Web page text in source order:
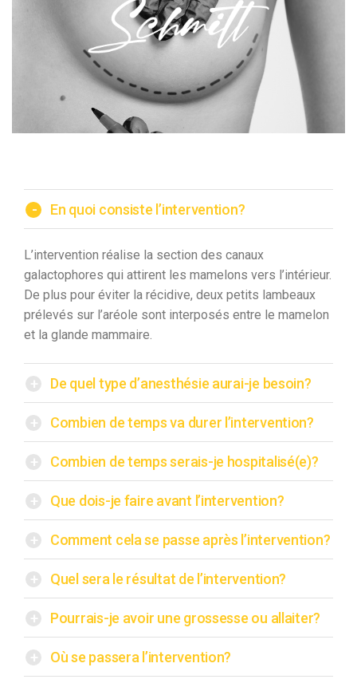
- En quoi consiste l’intervention?
L’intervention réalise la section des canaux
galactophores qui attirent les mamelons vers l’intérieur.
De plus pour éviter la récidive, deux petits lambeaux
prélevés sur l’aréole sont interposés entre le mamelon
et la glande mammaire.
+ De quel type d’anesthésie aurai-je besoin?
+ Combien de temps va durer l’intervention?
+ Combien de temps serais-je hospitalisé(e)?
+ Que dois-je faire avant l’intervention?
+ Comment cela se passe après l’intervention?
+ Quel sera le résultat de l’intervention?
+ Pourrais-je avoir une grossesse ou allaiter?
+ Où se passera l’intervention?